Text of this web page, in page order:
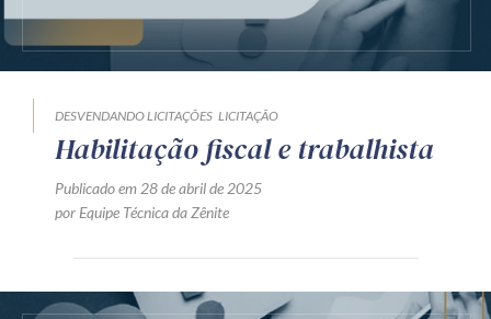
DESVENDANDO LICITAÇÕES LICITAÇÃO
Habilitação fiscal e trabalhista
Publicado em 28 de abril de 2025
por Equipe Técnica da Zênite